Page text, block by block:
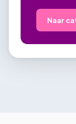
Naar